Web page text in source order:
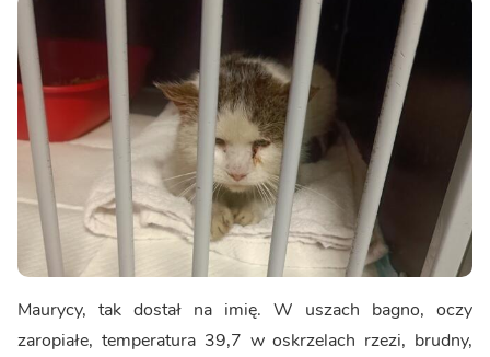
Maurycy, tak dostał na imię. W uszach bagno, oczy
zaropiałe, temperatura 39,7 w oskrzelach rzezi, brudny,